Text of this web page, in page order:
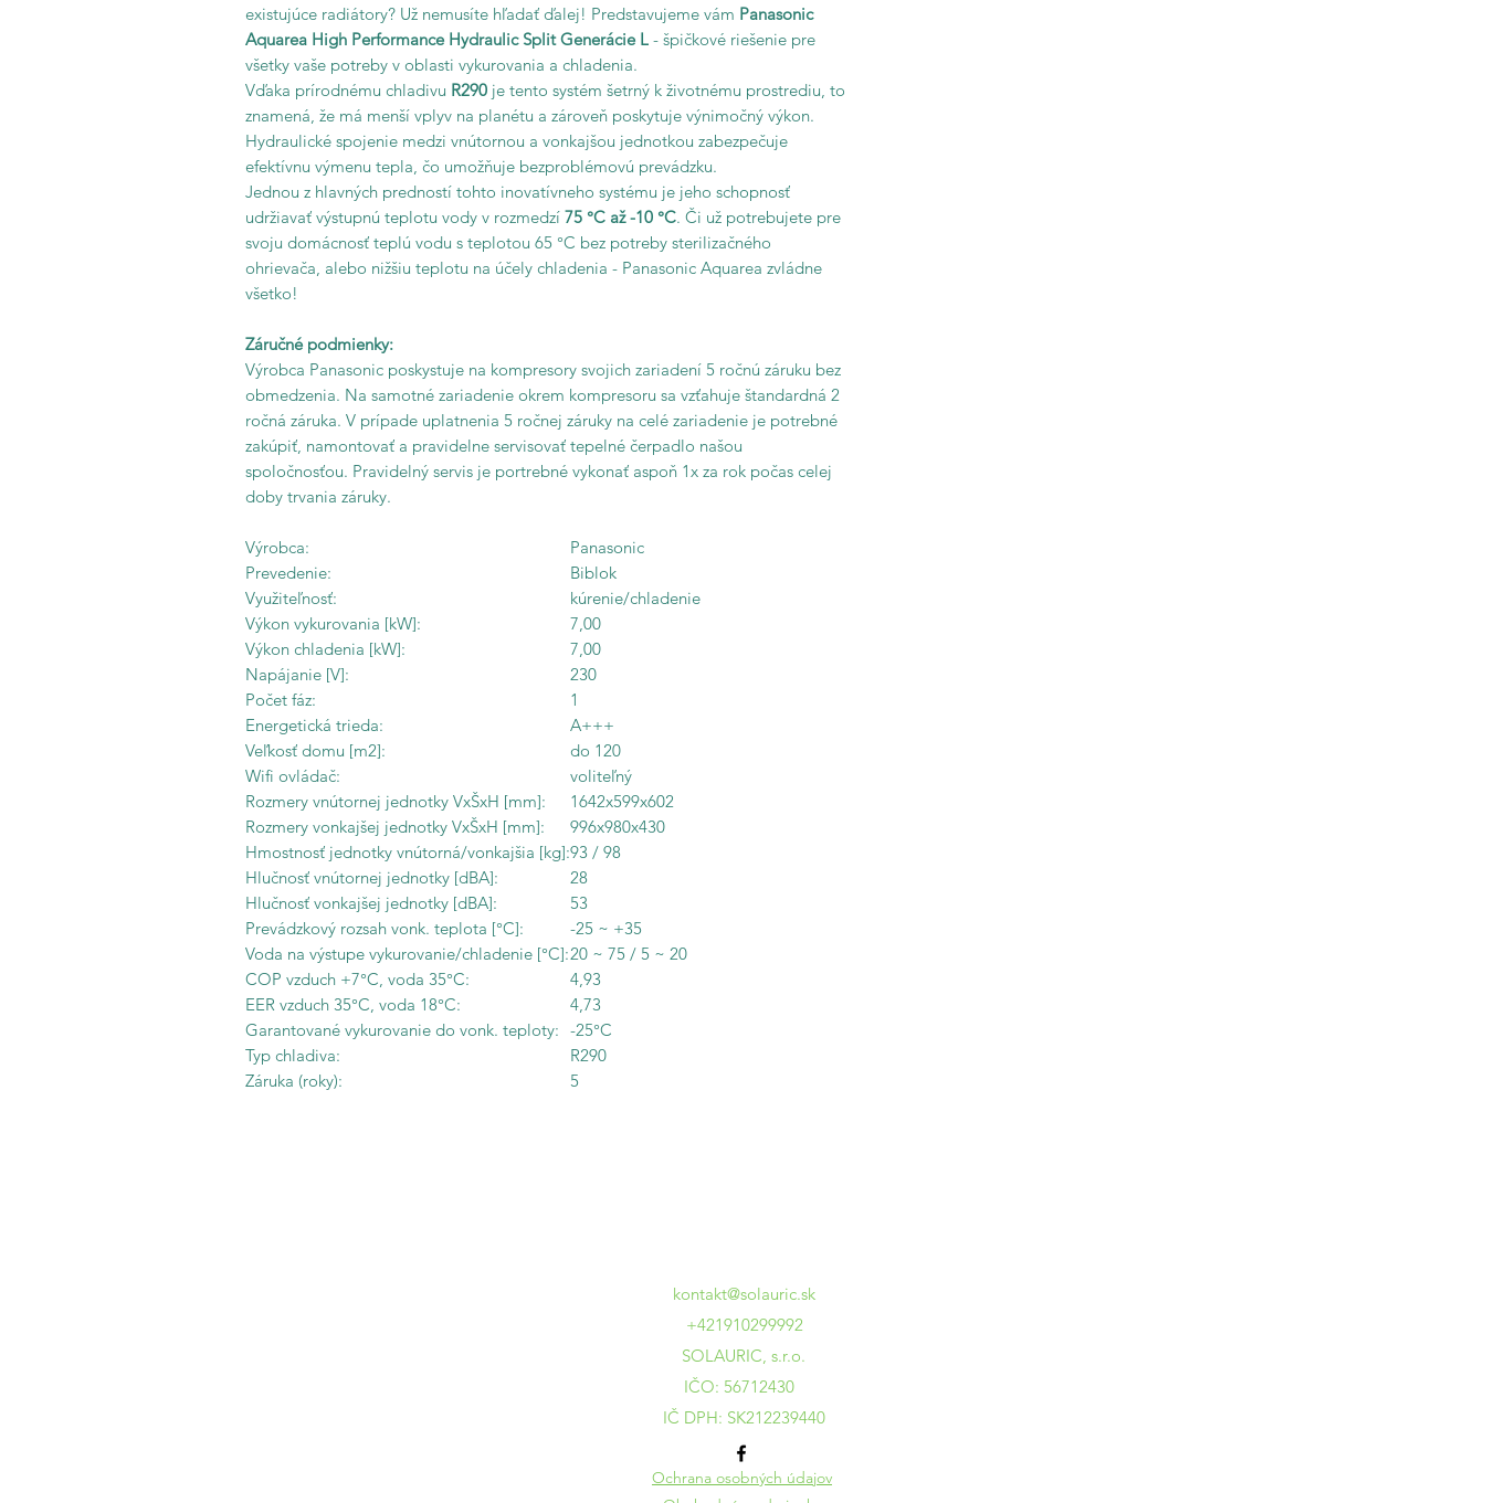
existujúce radiátory? Už nemusíte hľadať ďalej! Predstavujeme vám Panasonic
Aquarea High Performance Hydraulic Split Generácie L - špičkové riešenie pre
všetky vaše potreby v oblasti vykurovania a chladenia.
Vďaka prírodnému chladivu R290 je tento systém šetrný k životnému prostrediu, to
znamená, že má menší vplyv na planétu a zároveň poskytuje výnimočný výkon.
Hydraulické spojenie medzi vnútornou a vonkajšou jednotkou zabezpečuje
efektívnu výmenu tepla, čo umožňuje bezproblémovú prevádzku.
Jednou z hlavných predností tohto inovatívneho systému je jeho schopnosť
udržiavať výstupnú teplotu vody v rozmedzí 75 °C až -10 °C. Či už potrebujete pre
svoju domácnosť teplú vodu s teplotou 65 °C bez potreby sterilizačného
ohrievača, alebo nižšiu teplotu na účely chladenia - Panasonic Aquarea zvládne
všetko!
Záručné podmienky:
Výrobca Panasonic poskystuje na kompresory svojich zariadení 5 ročnú záruku bez
obmedzenia. Na samotné zariadenie okrem kompresoru sa vzťahuje štandardná 2
ročná záruka. V prípade uplatnenia 5 ročnej záruky na celé zariadenie je potrebné
zakúpiť, namontovať a pravidelne servisovať tepelné čerpadlo našou
spoločnosťou. Pravidelný servis je portrebné vykonať aspoň 1x za rok počas celej
doby trvania záruky.
Výrobca:
Panasonic
Prevedenie:
Biblok
Využiteľnosť:
kúrenie/chladenie
Výkon vykurovania [kW]:
7,00
Výkon chladenia [kW]:
7,00
Napájanie [V]:
230
Počet fáz:
1
Energetická trieda:
A+++
Veľkosť domu [m2]:
do 120
Wifi ovládač:
voliteľný
Rozmery vnútornej jednotky VxŠxH [mm]:
1642x599x602
Rozmery vonkajšej jednotky VxŠxH [mm]:
996x980x430
Hmostnosť jednotky vnútorná/vonkajšia [kg]:93 / 98
Hlučnosť vnútornej jednotky [dBA]:
28
Hlučnosť vonkajšej jednotky [dBA]:
53
Prevádzkový rozsah vonk. teplota [°C]:
-25 ~ +35
Voda na výstupe vykurovanie/chladenie [°C]:20 ~ 75 / 5 ~ 20
COP vzduch +7°C, voda 35°C:
4,93
EER vzduch 35°C, voda 18°C:
4,73
Garantované vykurovanie do vonk. teploty: -25°C
Typ chladiva:
R290
Záruka (roky):
5
kontakt@solauric.sk
+421910299992
SOLAURIC, s.r.o.
IČO: 56712430
IČ DPH: SK212239440
Ochrana osobných údajov